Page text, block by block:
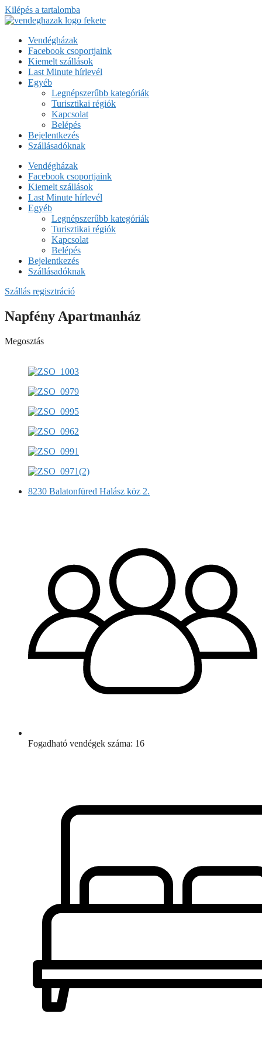
Kilépés a tartalomba
Vendégházak
Facebook csoportjaink
Kiemelt szállások
Last Minute hírlevél
Egyéb
Legnépszerűbb kategóriák
Turisztikai régiók
Kapcsolat
Belépés
Bejelentkezés
Szállásadóknak
Vendégházak
Facebook csoportjaink
Kiemelt szállások
Last Minute hírlevél
Egyéb
Legnépszerűbb kategóriák
Turisztikai régiók
Kapcsolat
Belépés
Bejelentkezés
Szállásadóknak
Szállás regisztráció
Napfény Apartmanház
Megosztás
8230 Balatonfüred Halász köz 2.
Fogadható vendégek száma: 16